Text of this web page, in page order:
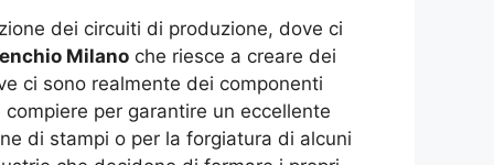
dei circuiti di produzione, dove ci
Milano che riesce a creare dei
ci sono realmente dei componenti
per garantire un eccellente
di stampi o per la forgiatura di alcuni